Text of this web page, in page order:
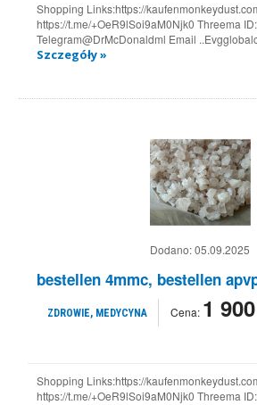
Shopping Links:https://
https://t.me/+OeR9lSoi9aM0Njk0 Threema
Telegram@DrMcDonaldml Email
Szczegóły »
Dodano:05.09.2025
bestellen 4mmc, bestellen
ZDROWIE, MEDYCYNA Cena: 1 900
Shopping Links:https://
https://t.me/+OeR9lSoi9aM0Njk0 Threema